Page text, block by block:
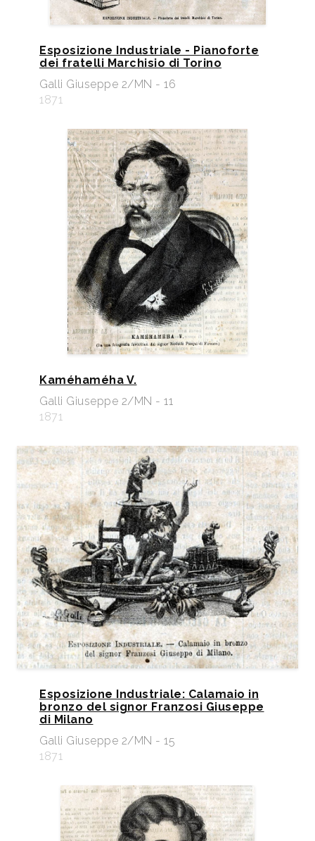
Esposizione Industriale - Pianoforte
dei fratelli Marchisio di Torino
Galli Giuseppe 2/MN - 16
1871
Kaméhaméha V.
Galli Giuseppe 2/MN - 11
1871
Esposizione Industriale: Calamaio in
bronzo del signor Franzosi Giuseppe
di Milano
Galli Giuseppe 2/MN - 15
1871